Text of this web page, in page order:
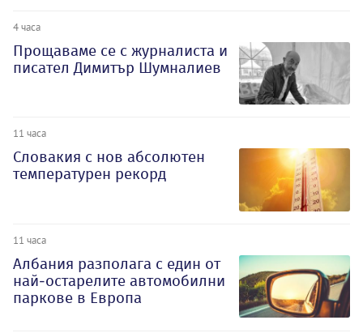
4 часа
Прощаваме се с журналиста и
писател Димитър Шумналиев
11 часа
Словакия с нов абсолютен
температурен рекорд
11 часа
Албания разполага с един от
най-остарелите автомобилни
паркове в Европа